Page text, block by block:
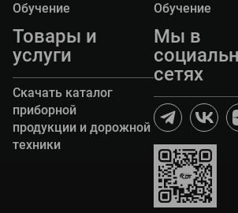
Обучение
Обучение
Товары и
услуги
Скачать каталог
приборной
продукции и дорожной
техники
Мы в
сетях